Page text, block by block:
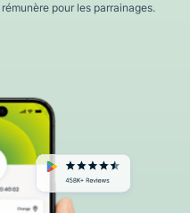
pour les parrainages.